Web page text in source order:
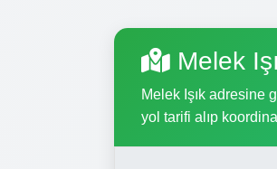
Melek
Melek Işık adresine
yol tarifi alıp